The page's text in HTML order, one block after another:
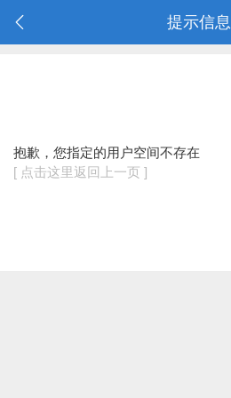
提示信息
抱歉，您指定的用户空间不存在
[ 点击这里返回上一页 ]